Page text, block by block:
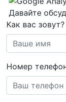
Давайте
Как вас зовут?
Номер